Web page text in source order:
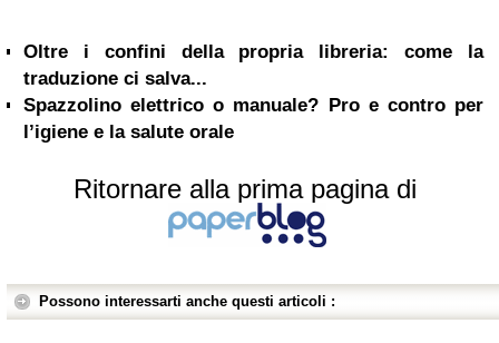
Oltre i confini della propria libreria: come la
traduzione ci salva...
Spazzolino elettrico o manuale? Pro e contro per
l’igiene e la salute orale
Ritornare alla prima pagina di
Possono interessarti anche questi articoli :